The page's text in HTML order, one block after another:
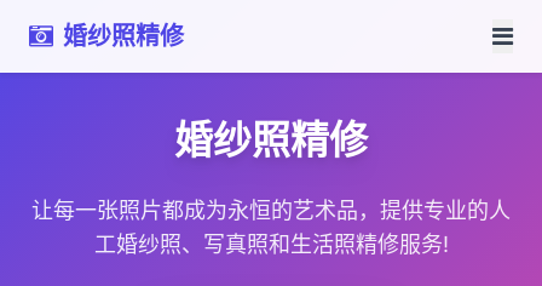
婚纱照精修
婚纱照精修
让每一张照片都成为永恒的艺术品，提供专业的人
工婚纱照、写真照和生活照精修服务!